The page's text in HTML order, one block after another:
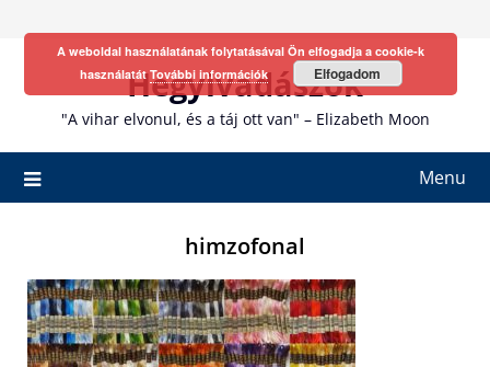
Hegyivadászok
"A vihar elvonul, és a táj ott van" – Elizabeth Moon
Menu
himzofonal
A weboldal használatának folytatásával Ön elfogadja a cookie-k
használatátTovábbi információk Elfogadom